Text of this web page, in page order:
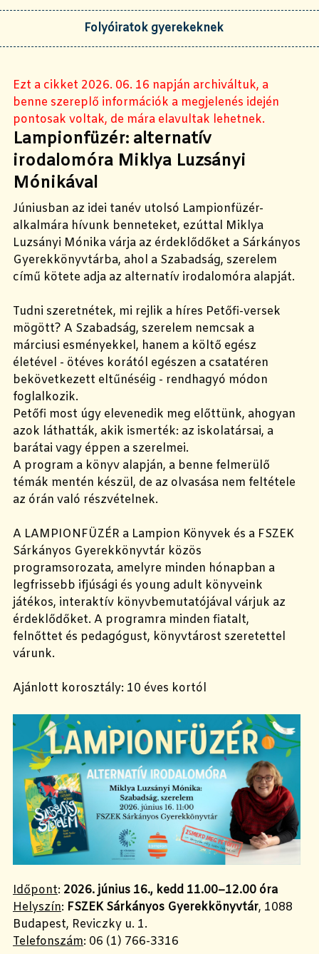
Folyóiratok gyerekeknek
Ezt a cikket 2026. 06. 16 napján archiváltuk, a
benne szereplő információk a megjelenés idején
pontosak voltak, de mára elavultak lehetnek.
Lampionfüzér: alternatív
irodalomóra Miklya Luzsányi
Mónikával
Júniusban az idei tanév utolsó Lampionfüzér-
alkalmára hívunk benneteket, ezúttal Miklya
Luzsányi Mónika várja az érdeklődőket a Sárkányos
Gyerekkönyvtárba, ahol a Szabadság, szerelem
című kötete adja az alternatív irodalomóra alapját.
Tudni szeretnétek, mi rejlik a híres Petőfi-versek
mögött? A Szabadság, szerelem nemcsak a
márciusi esményekkel, hanem a költő egész
életével - ötéves korától egészen a csatatéren
bekövetkezett eltűnéséig - rendhagyó módon
foglalkozik.
Petőfi most úgy elevenedik meg előttünk, ahogyan
azok láthatták, akik ismerték: az iskolatársai, a
barátai vagy éppen a szerelmei.
A program a könyv alapján, a benne felmerülő
témák mentén készül, de az olvasása nem feltétele
az órán való részvételnek.
A LAMPIONFÜZÉR a Lampion Könyvek és a FSZEK
Sárkányos Gyerekkönyvtár közös
programsorozata, amelyre minden hónapban a
legfrissebb ifjúsági és young adult könyveink
játékos, interaktív könyvbemutatójával várjuk az
érdeklődőket. A programra minden fiatalt,
felnőttet és pedagógust, könyvtárost szeretettel
várunk.
Ajánlott korosztály: 10 éves kortól
Időpont: 2026. június 16., kedd 11.00–12.00 óra
Helyszín: FSZEK Sárkányos Gyerekkönyvtár, 1088
Budapest, Reviczky u. 1.
Telefonszám: 06 (1) 766-3316